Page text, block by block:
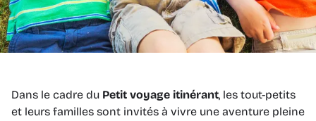
Dans le cadre du Petit voyage itinérant, les tout-petits
et leurs familles sont invités à vivre une aventure pleine